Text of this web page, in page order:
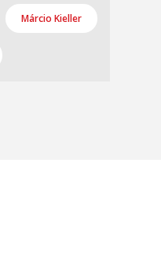
Márcio Kieller